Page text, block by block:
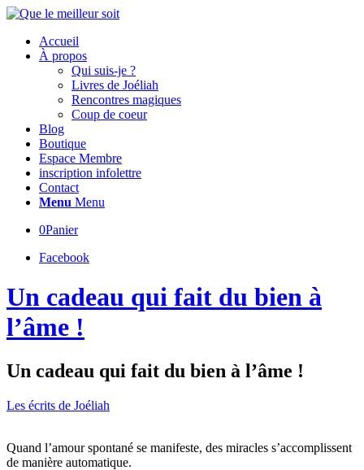
Accueil
À propos
Qui suis-je ?
Livres de Joéliah
Rencontres magiques
Coup de coeur
Blog
Boutique
Espace Membre
inscription infolettre
Contact
Menu Menu
0Panier
Facebook
Un cadeau qui fait du bien à
l’âme !
Un cadeau qui fait du bien à l’âme !
Les écrits de Joéliah
Quand l’amour spontané se manifeste, des miracles s’accomplissent
de manière automatique.